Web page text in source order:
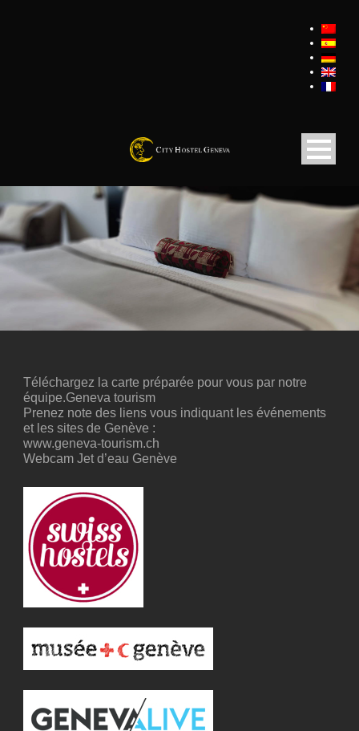
Téléchargez la carte préparée pour vous par notre
équipe.Geneva tourism
Prenez note des liens vous indiquant les événements
et les sites de Genève :
www.geneva-tourism.ch
Webcam Jet d’eau Genève